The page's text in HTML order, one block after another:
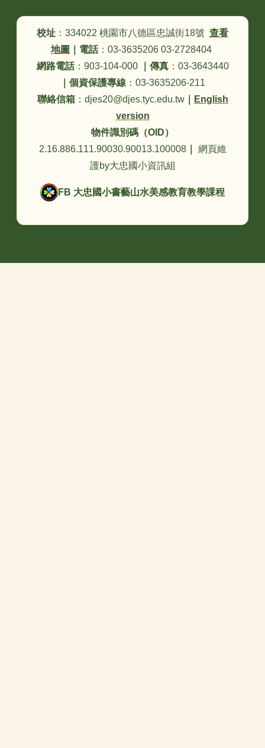
校址 ：334022 桃園市八德區忠誠街18號 查看
地圖
電話：03-3635206 03-2728404
網路電話：903-104-000 傳真：03-3643440
個資保護專線 ：03-3635206-211
聯絡信箱：djes20@djes.tyc.edu.tw｜
English
version
物件識別碼（OID）
2.16.886.111.90030.90013.100008｜
網頁維
護by大忠國小資訊組
FB 大忠國小書藝山水美感教育教學課程